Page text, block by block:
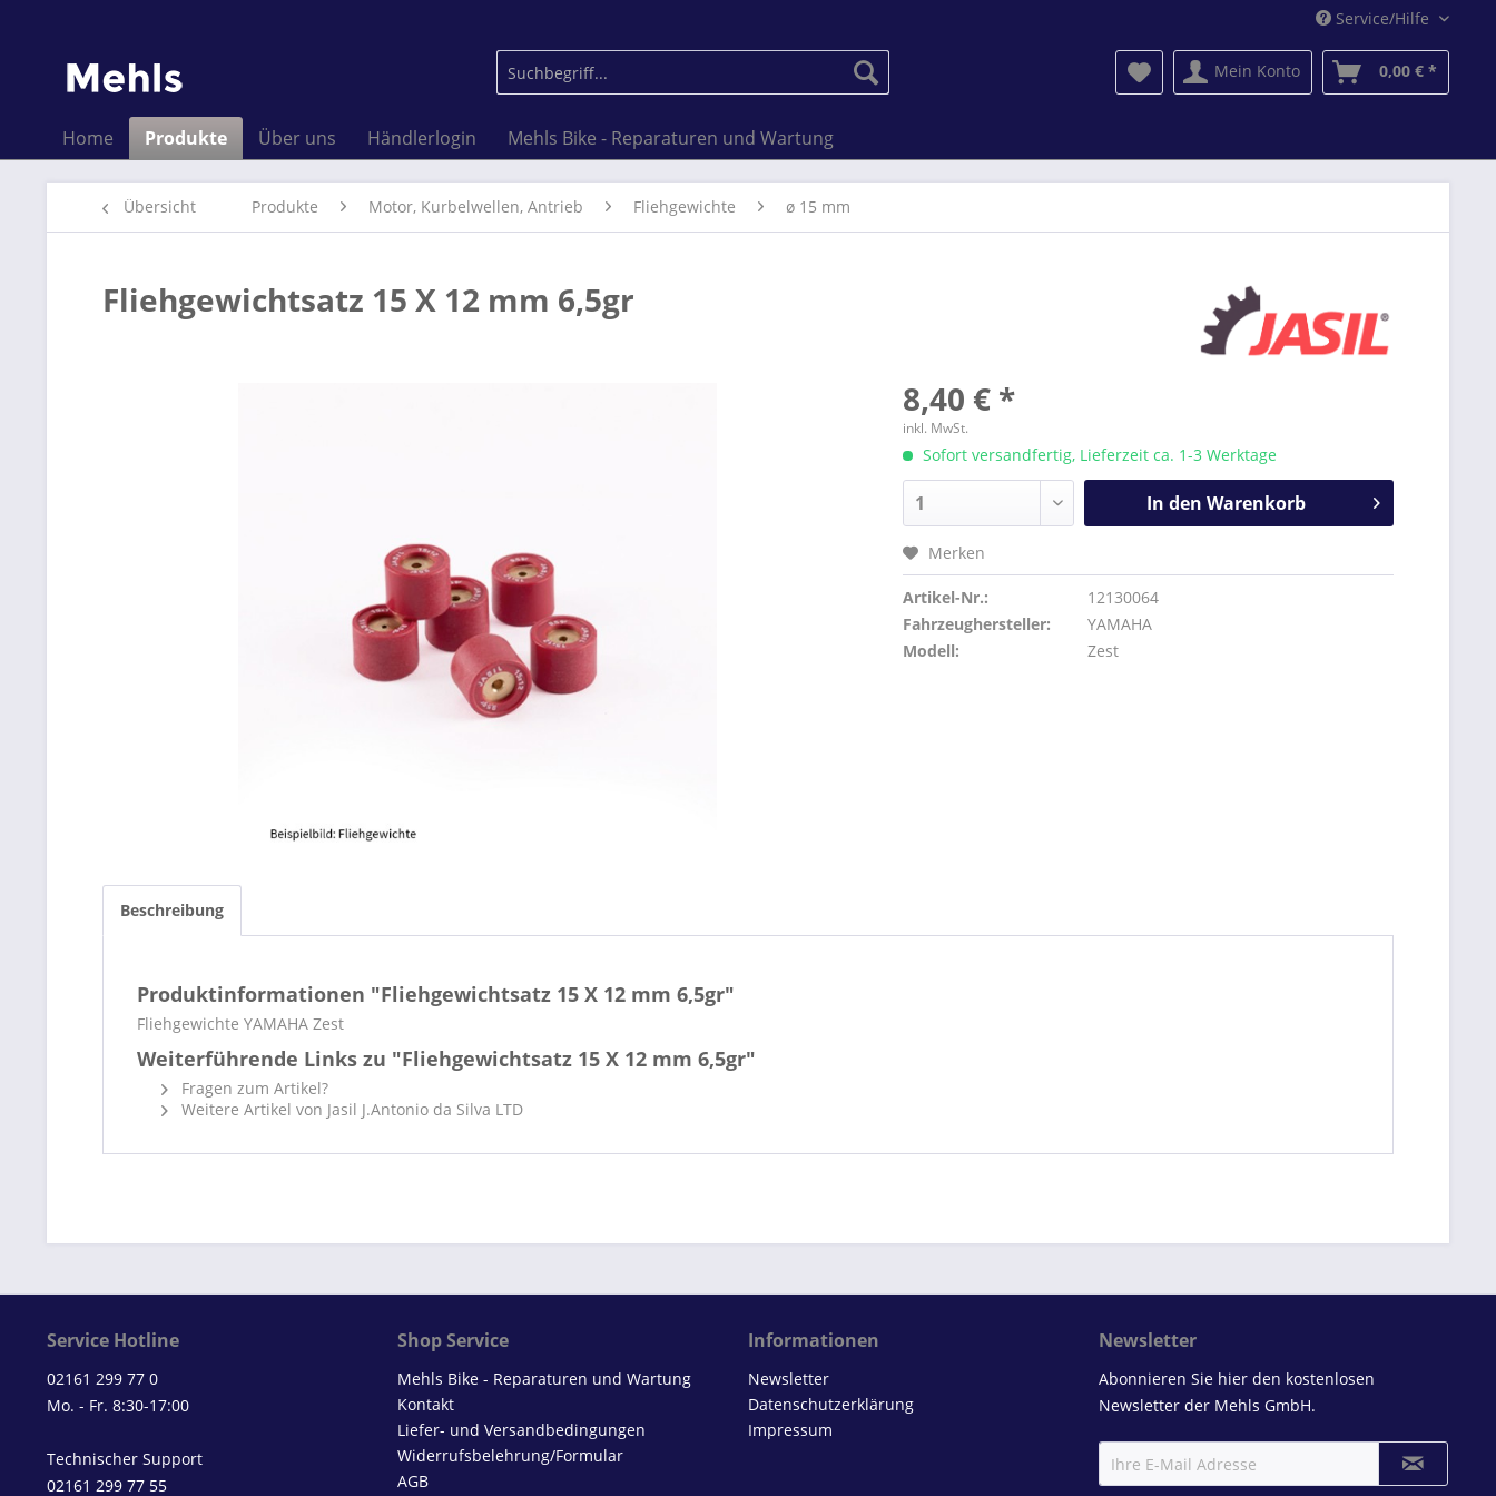
Service/Hilfe
Mein Konto 0,00 € *
Home Produkte Über uns Händlerlogin Mehls Bike - Reparaturen und Wartung
Übersicht Produkte Motor, Kurbelwellen, Antrieb Fliehgewichte ø 15 mm
Fliehgewichtsatz 15 X 12 mm 6,5gr
8,40 € *
inkl. MwSt.
Sofort versandfertig, Lieferzeit ca. 1-3 Werktage
In den Warenkorb
Merken
Artikel-Nr.:
12130064
Fahrzeughersteller:
YAMAHA
Modell:
Zest
Beschreibung
Produktinformationen "Fliehgewichtsatz 15 X 12 mm 6,5gr"
Fliehgewichte YAMAHA Zest
Weiterführende Links zu "Fliehgewichtsatz 15 X 12 mm 6,5gr"
Fragen zum Artikel?
Weitere Artikel von Jasil J.Antonio da Silva LTD
Service Hotline
02161 299 77 0
Mo. - Fr. 8:30-17:00
Technischer Support
02161 299 77 55
Shop Service
Mehls Bike - Reparaturen und Wartung
Kontakt
Liefer- und Versandbedingungen
Widerrufsbelehrung/Formular
AGB
Informationen
Newsletter
Datenschutzerklärung
Impressum
Newsletter
Abonnieren Sie hier den kostenlosen
Newsletter der Mehls GmbH.